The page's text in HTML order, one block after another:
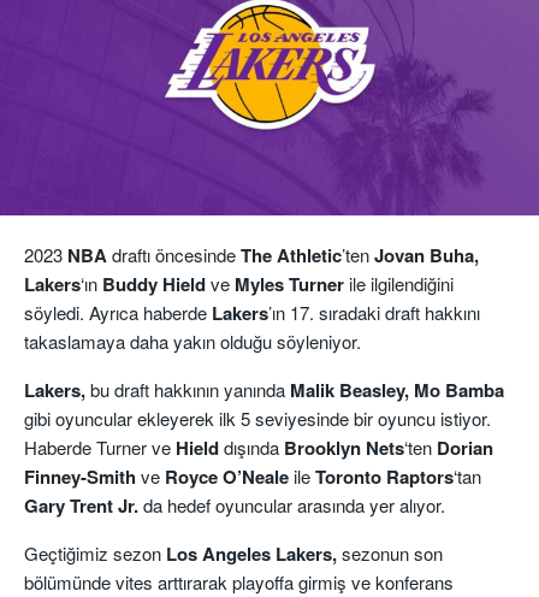
2023 NBAdraftı öncesindeThe Athletic’tenJovan Buha,
Lakers‘ın Buddy Hieldve Myles Turnerile ilgilendiğini
söyledi. Ayrıca haberde Lakers’ın 17. sıradaki draft hakkını
takaslamaya daha yakın olduğu söyleniyor.
Lakers,bu draft hakkının yanında Malik Beasley, Mo Bamba
gibi oyuncular ekleyerek ilk 5 seviyesinde bir oyuncu istiyor.
Haberde Turner ve Hielddışında Brooklyn Nets‘ten Dorian
Finney-Smithve Royce O’NealeileToronto Raptors‘tan
Gary Trent Jr.da hedef oyuncular arasında yer alıyor.
Geçtiğimiz sezon Los Angeles Lakers,sezonun son
bölümünde vites arttırarak playoffa girmiş ve konferans